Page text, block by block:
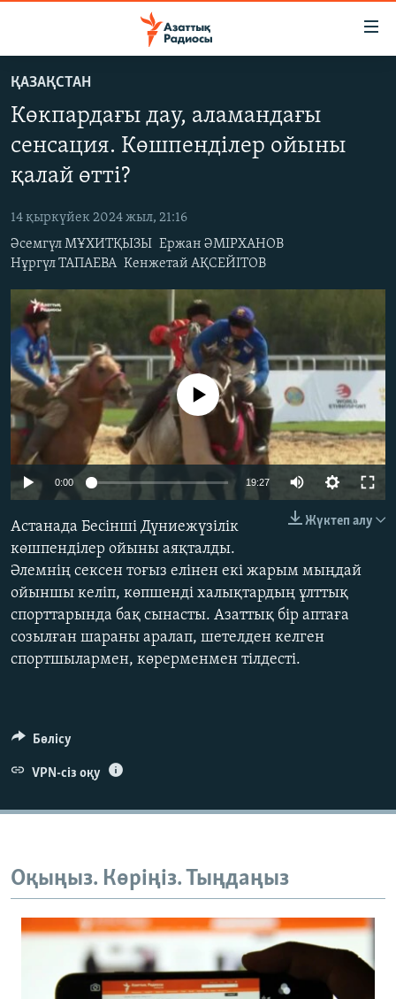
to
main
content
to
Navigation
Skip
to
Search
ЖАҢАЛЫҚТАР
САЯСАТ
AZATTYQTV
ҚАҢТАР ОҚИҒАСЫ
АДАМ ҚҰҚЫҚТАРЫ
ӘЛЕУМЕТ
ӘЛЕМ
АРНАЙЫ ЖОБАЛАР
Русский
ЖАЗЫЛЫҢЫЗ
Басқа тілдерде
ҚАЗАҚСТАН
Көкпардағы дау, аламандағы
сенсация. Көшпенділер ойыны
қалай өтті?
14 қыркүйек 2024 жыл, 21:16
Әсемгүл МҰХИТҚЫЗЫ Ержан ӘМІРХАНОВ
Нұргүл ТАПАЕВА Кенжетай АҚСЕЙІТОВ
No media source currently available
0:00 19:27
480p
720p
1080p
Жүктеп алу
Астанада Бесінші Дүниежүзілік
көшпенділер ойыны аяқталды.
Әлемнің сексен тоғыз елінен екі жарым мыңдай
ойыншы келіп, көпшенді халықтардың ұлттық
спорттарында бақ сынасты. Азаттық бір аптаға
созылған шараны аралап, шетелден келген
спортшылармен, көрерменмен тілдесті.
Бөлісу
VPN-сіз оқу
Оқыңыз. Көріңіз. Тыңдаңыз